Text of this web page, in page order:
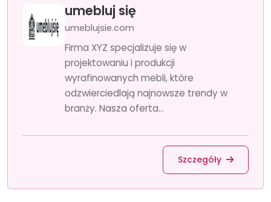
umebluj się
umeblujsie.com
Firma XYZ specjalizuje się w
projektowaniu i produkcji
wyrafinowanych mebli, które
odzwierciedlają najnowsze trendy w
branży. Nasza oferta...
Szczegóły